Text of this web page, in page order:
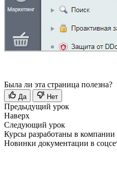
Была ли эта страница полезна?
Да Нет
Предыдущий урок
Наверх
Следующий урок
Курсы разработаны в компании
Новинки документации в